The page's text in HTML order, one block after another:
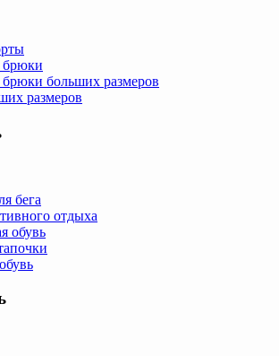
больших размеров
размеров
бега
отдыха
обувь